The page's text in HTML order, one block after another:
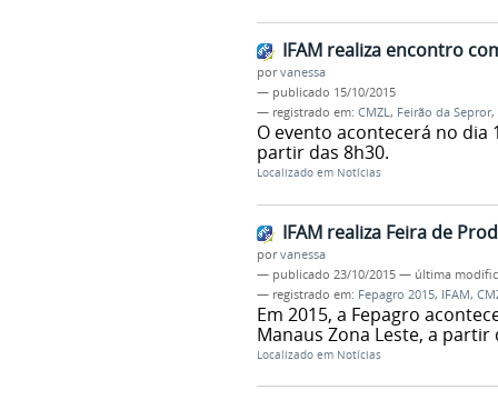
IFAM realiza encontro
porvanessa
— publicado 15/10/2015
— registrado em: CMZL, Feirão da Sepror,
O evento acontecerá no dia
partir das 8h30.
Localizado em Notícias
IFAM realiza Feira de
porvanessa
— publicado 23/10/2015 — última
— registrado em: Fepagro 2015, IFAM,
Em 2015, a Fepagro
Manaus Zona Leste, a partir
Localizado em Notícias